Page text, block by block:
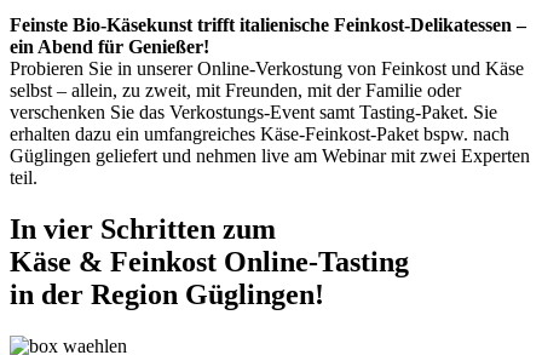
Feinste Bio-Käsekunst trifft italienische Feinkost-Delikatessen –
ein Abend für Genießer!
Probieren Sie in unserer Online-Verkostung von Feinkost und Käse
selbst – allein, zu zweit, mit Freunden, mit der Familie oder
verschenken Sie das Verkostungs-Event samt Tasting-Paket. Sie
erhalten dazu ein umfangreiches Käse-Feinkost-Paket bspw. nach
Güglingen geliefert und nehmen live am Webinar mit zwei Experten
teil.
In vier Schritten zum
Käse & Feinkost Online-Tasting
in der Region Güglingen!